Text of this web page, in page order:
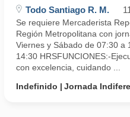
Todo Santiago R. M.
Se requiere Mercaderista
Región Metropolitana con
Viernes y Sábado de 07:30 a
14:30 HRSFUNCIONES:-
con excelencia, cuidando ...
Indefinido
Jornada